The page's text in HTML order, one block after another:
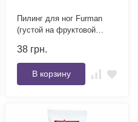
Пилинг для ног Furman
(густой на фруктовой
38 грн.
В корзину